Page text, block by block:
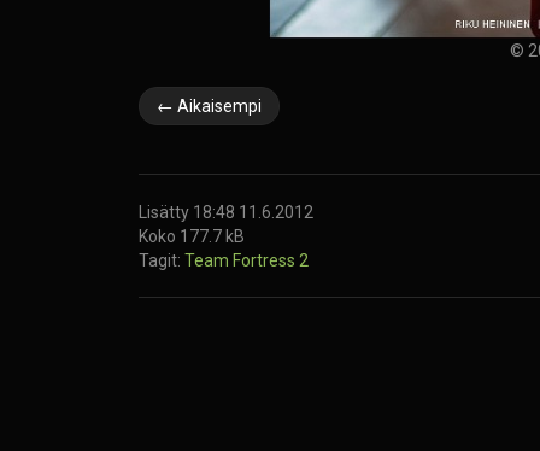
©
← Aikaisempi
Lisätty 18:48 11.6.2012
Koko 177.7 kB
Tagit: Team Fortress 2